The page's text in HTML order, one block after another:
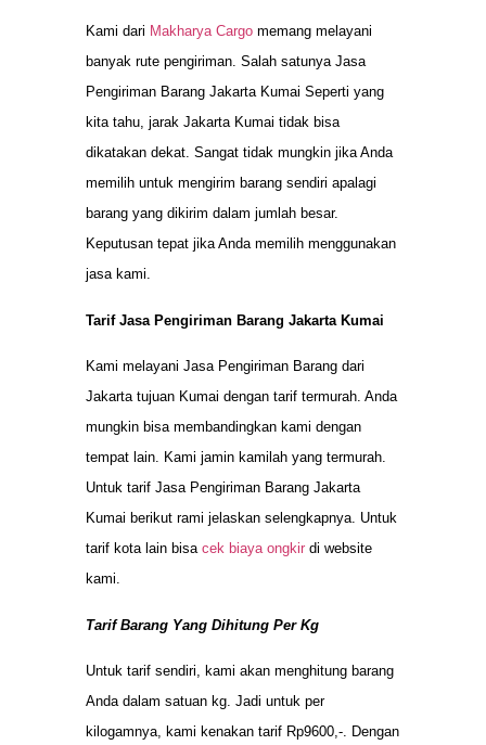
Kami dari Makharya Cargo memang melayani
banyak rute pengiriman. Salah satunya Jasa
Pengiriman Barang Jakarta Kumai Seperti yang
kita tahu, jarak Jakarta Kumai tidak bisa
dikatakan dekat. Sangat tidak mungkin jika Anda
memilih untuk mengirim barang sendiri apalagi
barang yang dikirim dalam jumlah besar.
Keputusan tepat jika Anda memilih menggunakan
jasa kami.
Tarif Jasa Pengiriman Barang Jakarta Kumai
Kami melayani Jasa Pengiriman Barang dari
Jakarta tujuan Kumai dengan tarif termurah. Anda
mungkin bisa membandingkan kami dengan
tempat lain. Kami jamin kamilah yang termurah.
Untuk tarif Jasa Pengiriman Barang Jakarta
Kumai berikut rami jelaskan selengkapnya. Untuk
tarif kota lain bisa cek biaya ongkir di website
kami.
Tarif Barang Yang Dihitung Per Kg
Untuk tarif sendiri, kami akan menghitung barang
Anda dalam satuan kg. Jadi untuk per
kilogamnya, kami kenakan tarif Rp9600,-. Dengan